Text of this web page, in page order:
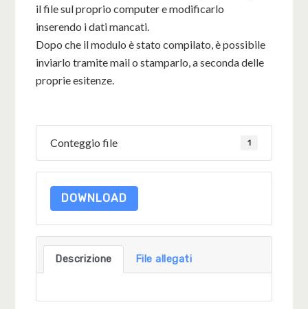
il file sul proprio computer e modificarlo
inserendo i dati mancati.
Dopo che il modulo è stato compilato, è possibile
inviarlo tramite mail o stamparlo, a seconda delle
proprie esitenze.
Conteggio file 1
DOWNLOAD
Descrizione File allegati